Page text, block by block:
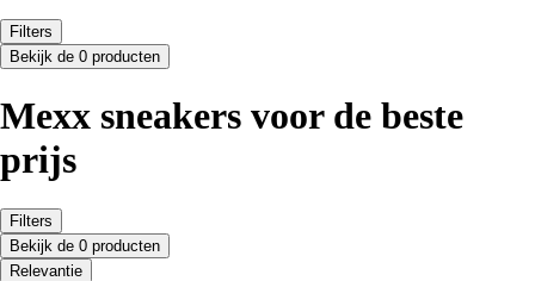
Filters
Bekijk de 0 producten
Mexx sneakers voor de beste
prijs
Filters
Bekijk de 0 producten
Relevantie